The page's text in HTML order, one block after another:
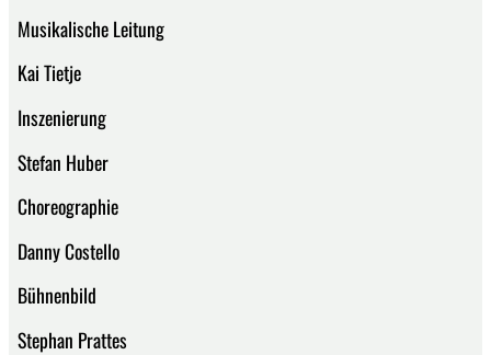
Musikalische Leitung
Kai Tietje
Inszenierung
Stefan Huber
Choreographie
Danny Costello
Bühnenbild
Stephan Prattes